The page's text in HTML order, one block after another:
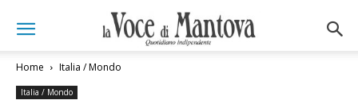
Home Italia / Mondo
Italia / Mondo